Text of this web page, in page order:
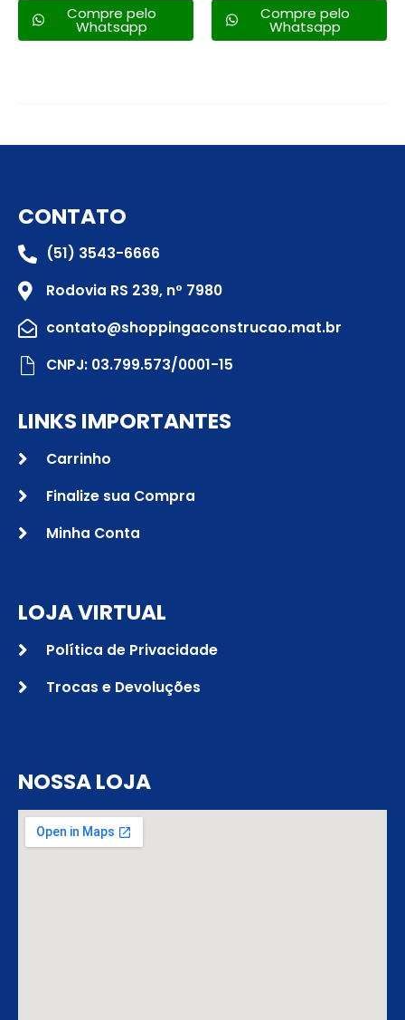
Compre pelo
Whatsapp
Compre pelo
Whatsapp
CONTATO
(51) 3543-6666
Rodovia RS 239, nº 7980
contato@shoppingaconstrucao.mat.br
CNPJ: 03.799.573/0001-15
LINKS IMPORTANTES
Carrinho
Finalize sua Compra
Minha Conta
LOJA VIRTUAL
Política de Privacidade
Trocas e Devoluções
NOSSA LOJA